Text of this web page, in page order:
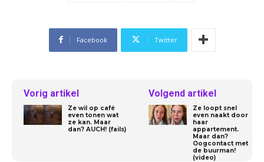
Facebook Twitter
Vorig artikel
Ze wil op café
even tonen wat
ze kan. Maar
dan? AUCH! (fails)
Volgend artikel
Ze loopt snel
even naakt door
haar
appartement.
Maar dan?
Oogcontact met
de buurman!
(video)